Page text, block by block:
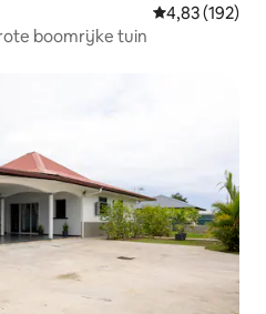
Gemiddelde
4,83 (192)
boomrijke tuin